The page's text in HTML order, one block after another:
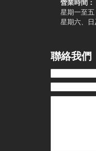
營業時間：
星期一至
星期六、
聯絡我們